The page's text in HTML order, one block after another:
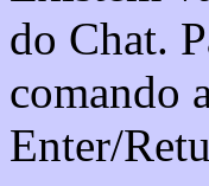
do Chat.
comando
Enter/